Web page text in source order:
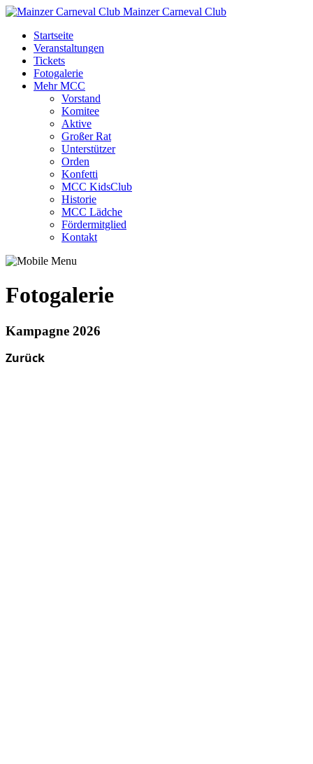
Mainzer Carneval Club
Startseite
Veranstaltungen
Tickets
Fotogalerie
Mehr MCC
Vorstand
Komitee
Aktive
Großer Rat
Unterstützer
Orden
Konfetti
MCC KidsClub
Historie
MCC Lädche
Fördermitglied
Kontakt
Fotogalerie
Kampagne 2026
Zurück